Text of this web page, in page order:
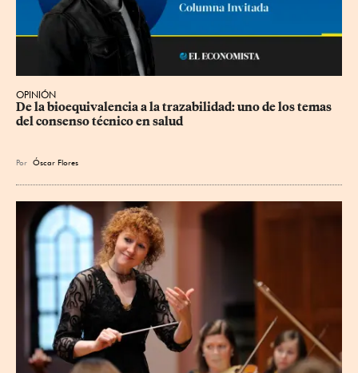
OPINIÓN
De la bioequivalencia a la trazabilidad: uno de los temas
del consenso técnico en salud
Por Óscar Flores